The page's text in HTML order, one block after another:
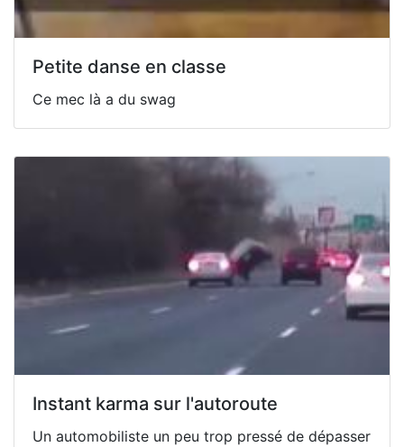
Petite danse en classe
Ce mec là a du swag
Instant karma sur l'autoroute
Un automobiliste un peu trop pressé de dépasser